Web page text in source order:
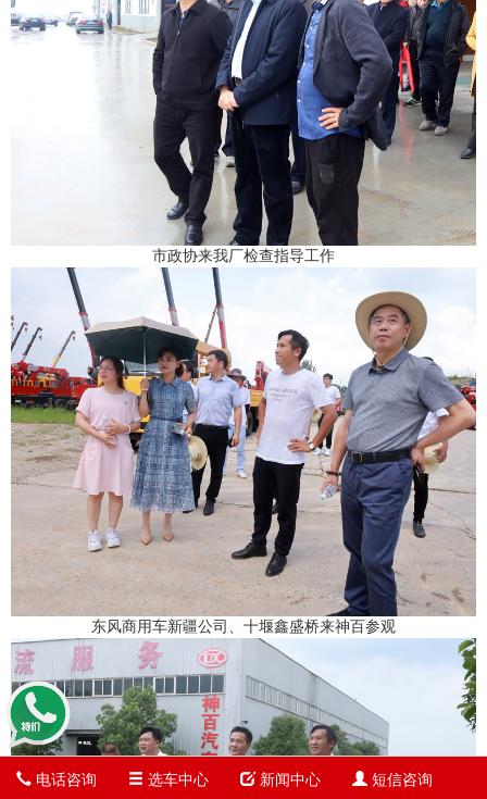
市政协来我厂检查指导工作
东风商用车新疆公司、十堰鑫盛桥来神百参观
电话咨询 选车中心 新闻中心 短信咨询